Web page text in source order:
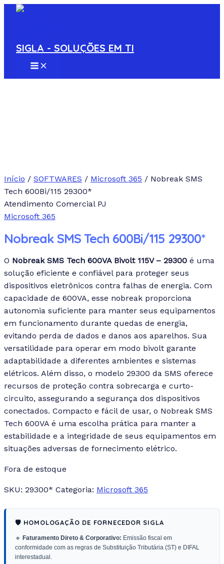
Ir
conteúdo
SIGLA - SOLUÇÕES EM TI
MAIN
Início / SOFTWARES / Microsoft 365 / Nobreak SMS
Tech 600Bi/115 29300*
Atendimento Comercial PJ
Microsoft 365
Nobreak SMS Tech 600Bi/115 29300*
O Nobreak SMS Tech 600VA Bivolt 115V – 29300 é uma
solução eficiente e confiável para proteger seus
dispositivos eletrônicos contra falhas de energia. Com
capacidade de 600VA, esse nobreak proporciona
autonomia suficiente para manter seus equipamentos
em funcionamento durante quedas de energia,
evitando perda de dados e danos aos aparelhos. Sua
versatilidade para operar em modo bivolt garante
adaptabilidade a diferentes ambientes e sistemas
elétricos. Além disso, o modelo 29300 da SMS oferece
recursos de proteção contra sobrecarga e curto-
circuito, assegurando a segurança dos dispositivos
conectados. Compacto e fácil de usar, o Nobreak SMS
Tech 600VA é uma escolha prática para manter a
estabilidade e a integridade de seus equipamentos em
situações adversas de fornecimento elétrico.
Fora de estoque
SKU: 29300* Categoria: Microsoft 365
🛡️ HOMOLOGAÇÃO DE FORNECEDOR SIGLA
🔹 Faturamento Direto & Corporativo: Emissão fiscal em
conformidade com as regras de Substituição Tributária (ST) e DIFAL
interestadual.